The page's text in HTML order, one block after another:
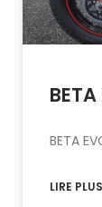
BETA
LIRE